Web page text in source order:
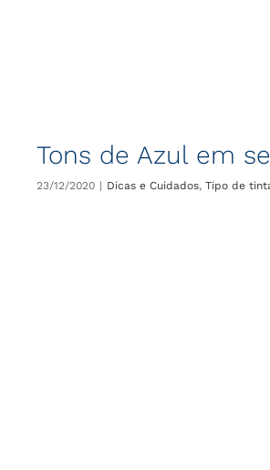
Tons de Azul em
23/12/2020 | Dicas e Cuidados,Tipo de